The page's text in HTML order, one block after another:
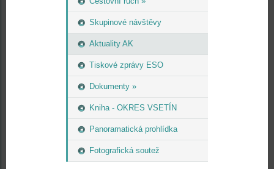
Skupinové návštěvy
Aktuality AK
Tiskové zprávy ESO
Dokumenty »
Kniha - OKRES VSETÍN
Panoramatická prohlídka
Fotografická soutež